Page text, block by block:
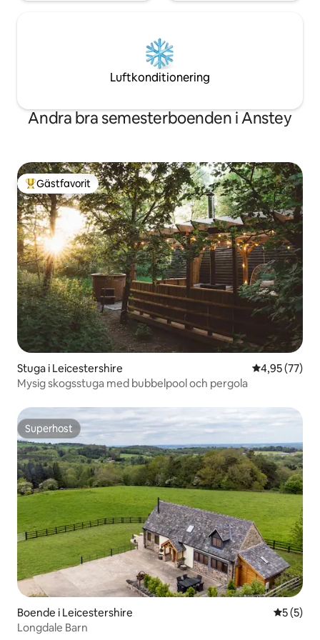
Luftkonditionering
Andra bra semesterboenden i Anstey
Populär gästfavorit
Gästfavorit
Stuga i Leicestershire 4,95 av 5 i
4,95 (77)
Mysig skogsstuga med bubbelpool och pergola
Superhost
Superhost
Boende i Leicestershire 5 av 5 i
5 (5)
Longdale Barn